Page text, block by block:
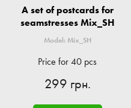
A set of postcards for
seamstresses Mix_SH
Model: Mix_SH
Price for 40 pcs
299 грн.